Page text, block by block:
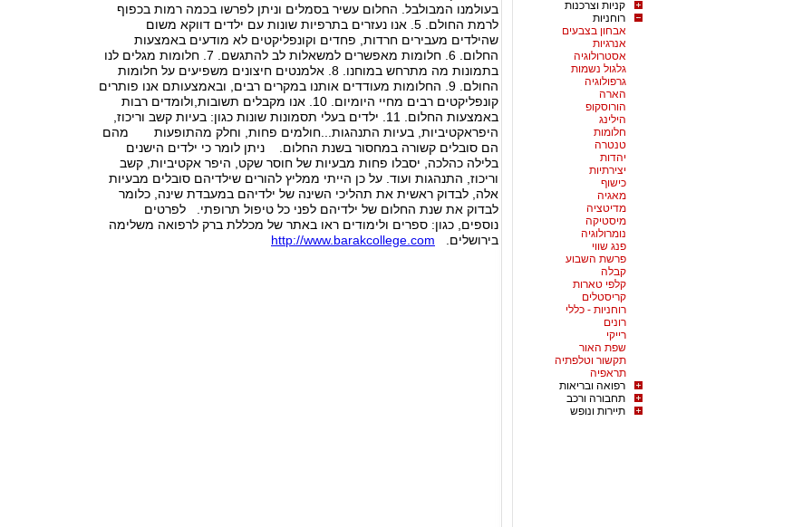
קניות וצרכנות
רוחניות
אבחון בצבעים
אנרגיות
אסטרולוגיה
גלגול נשמות
גרפולוגיה
הארה
הורוסקופ
הילינג
חלומות
טנטרה
יהדות
יצירתיות
כישוף
מאגיה
מדיטציה
מיסטיקה
נומרולוגיה
פנג שווי
פרשת השבוע
קבלה
קלפי טארות
קריסטלים
רוחניות - כללי
רונים
רייקי
שפת האור
תקשור וטלפתיה
תראפיה
רפואה ובריאות
תחבורה ורכב
תיירות ונופש
בעולמנו המבולבל. החלום עשיר בסמלים וניתן לפרשו בכמה רמות בכפוף
לרמת החולם. 5. אנו נעזרים בתרפיות שונות עם ילדים דווקא משום
שהילדים מעבירים חרדות, פחדים וקונפליקטים לא מודעים באמצעות
החלום. 6. חלומות מאפשרים למשאלות לב להתגשם. 7. חלומות מגלים לנו
בתמונות מה מתרחש במוחנו. 8. אלמנטים חיצונים משפיעים על חלומות
החולם. 9. החלומות מעודדים אותנו במקרים רבים, ובאמצעותם אנו פותרים
קונפליקטים רבים מחיי היומיום. 10. אנו מקבלים תשובות,ולומדים רבות
באמצעות החלום. 11. ילדים בעלי תסמונות שונות כגון: בעיות קשב וריכוז,
היפראקטיביות, בעיות התנהגות...חולמים פחות, וחלק מהתופעות מהם
הם סובלים קשורה במחסור בשנת החלום. ניתן לומר כי ילדים הישנים
בלילה כהלכה, יסבלו פחות מבעיות של חוסר שקט, היפר אקטיביות, קשב
וריכוז, התנהגות ועוד. על כן הייתי ממליץ להורים שילדיהם סובלים מבעיות
אלה, לבדוק ראשית את תהליכי השינה של ילדיהם במעבדת שינה, כלומר
לבדוק את שנת החלום של ילדיהם לפני כל טיפול תרופתי. לפרטים
נוספים, כגון: ספרים ולימודים ראו באתר של מכללת ברק לרפואה משלימה
בירושלים. http://www.barakcollege.com